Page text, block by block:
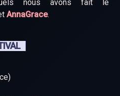
nous avons fait le
AnnaGrace.